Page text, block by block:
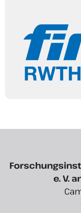
e. V.